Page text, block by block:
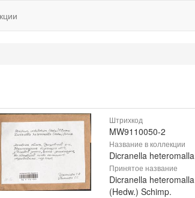
Штрихкод
MW9110050-2
Название в коллекции
Dicranella heteromalla
Принятое название
Dicranella heteromalla
(Hedw.) Schimp.